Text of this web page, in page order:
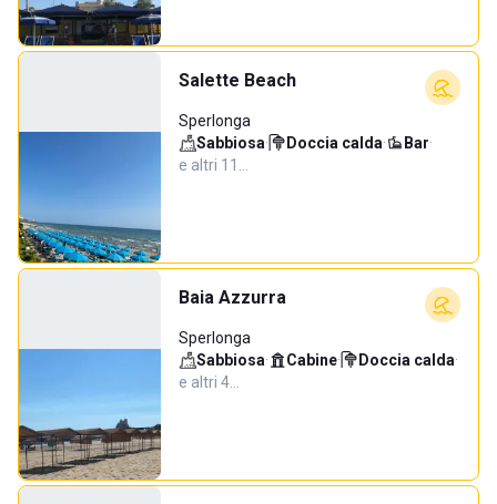
Salette Beach
Sperlonga
Sabbiosa· Doccia calda· Bar·
e altri 11…
Baia Azzurra
Sperlonga
Sabbiosa· Cabine· Doccia calda·
e altri 4…